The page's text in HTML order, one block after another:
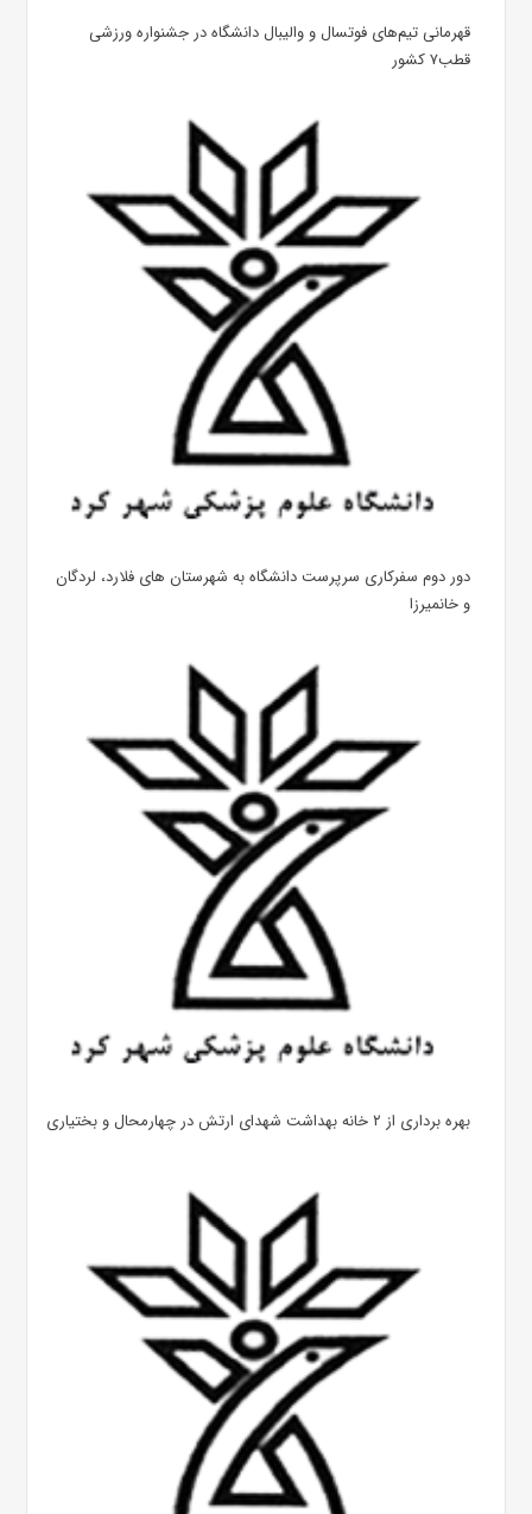
قهرمانی تیم‌های فوتسال و والیبال دانشگاه در جشنواره ورزشی
قطب۷ کشور
دور دوم سفرکاری سرپرست دانشگاه به شهرستان های فلارد، لردگان
و خانمیرزا
بهره ‌برداری از ۲ خانه بهداشت شهدای ارتش در چهارمحال و بختیاری